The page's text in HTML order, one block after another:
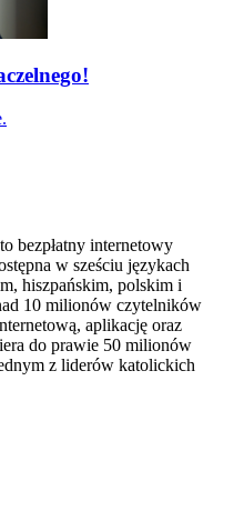
bezpłatny internetowy
w sześciu językach
hiszpańskim, polskim i
10 milionów czytelników
aplikację oraz
do prawie 50 milionów
z liderów katolickich